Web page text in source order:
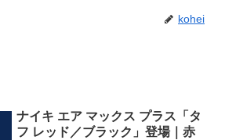
kohei
ナイキ エア マックス プラス「タ
フ レッド／ブラック」登場｜赤